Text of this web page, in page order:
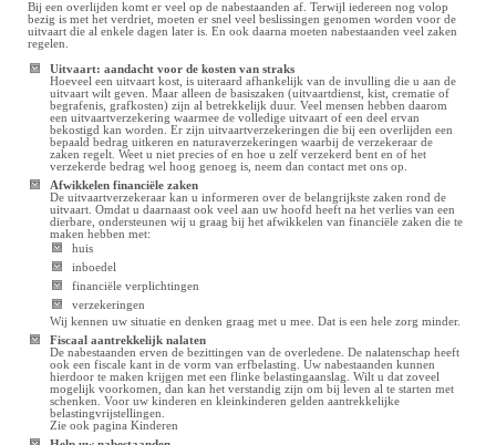
Bij een overlijden komt er veel op de nabestaanden af. Terwijl iedereen nog volop
bezig is met het verdriet, moeten er snel veel beslissingen genomen worden voor de
uitvaart die al enkele dagen later is. En ook daarna moeten nabestaanden veel zaken
regelen.
Uitvaart: aandacht voor de kosten van straks
Hoeveel een uitvaart kost, is uiteraard afhankelijk van de invulling die u aan de
uitvaart wilt geven. Maar alleen de basiszaken (uitvaartdienst, kist, crematie of
begrafenis, grafkosten) zijn al betrekkelijk duur. Veel mensen hebben daarom
een uitvaartverzekering waarmee de volledige uitvaart of een deel ervan
bekostigd kan worden. Er zijn uitvaartverzekeringen die bij een overlijden een
bepaald bedrag uitkeren en naturaverzekeringen waarbij de verzekeraar de
zaken regelt. Weet u niet precies of en hoe u zelf verzekerd bent en of het
verzekerde bedrag wel hoog genoeg is, neem dancontact met ons op.
Afwikkelen financiële zaken
De uitvaartverzekeraar kan u informeren over de belangrijkste zaken rond de
uitvaart. Omdat u daarnaast ook veel aan uw hoofd heeft na het verlies van een
dierbare, ondersteunen wij u graag bij het afwikkelen van financiële zaken die te
maken hebben met:
huis
inboedel
financiële verplichtingen
verzekeringen
Wij kennen uw situatie en denken graag met u mee. Dat is een hele zorg minder.
Fiscaal aantrekkelijk nalaten
De nabestaanden erven de bezittingen van de overledene. De nalatenschap heeft
ook een fiscale kant in de vorm van erfbelasting. Uw nabestaanden kunnen
hierdoor te maken krijgen met een flinke belastingaanslag. Wilt u dat zoveel
mogelijk voorkomen, dan kan het verstandig zijn om bij leven al te starten met
schenken. Voor uw kinderen en kleinkinderen gelden aantrekkelijke
belastingvrijstellingen.
Zie ook paginaKinderen